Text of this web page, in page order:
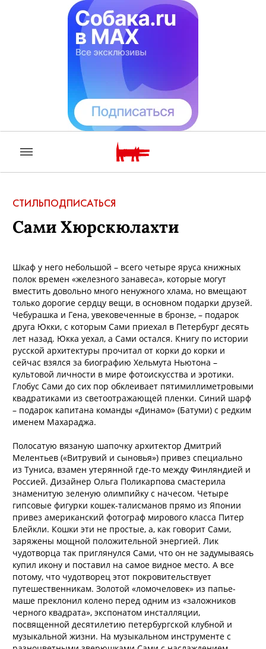
СТИЛЬПОДПИСАТЬСЯ
Сами Хюрскюлахти
Шкаф у него небольшой – всего четыре яруса книжных
полок времен «железного занавеса», которые могут
вместить довольно много ненужного хлама, но вмещают
только дорогие сердцу вещи, в основном подарки друзей.
Чебурашка и Гена, увековеченные в бронзе, – подарок
друга Юкки, с которым Сами приехал в Петербург десять
лет назад. Юкка уехал, а Сами остался. Книгу по истории
русской архитектуры прочитал от корки до корки и
сейчас взялся за биографию Хельмута Ньютона –
культовой личности в мире фотоискусства и эротики.
Глобус Сами до сих пор обклеивает пятимиллиметровыми
квадратиками из светоотражающей пленки. Синий шарф
– подарок капитана команды «Динамо» (Батуми) с редким
именем Махараджа.
Полосатую вязаную шапочку архитектор Дмитрий
Мелентьев («Витрувий и сыновья») привез специально
из Туниса, взамен утерянной где-то между Финляндией и
Россией. Дизайнер Ольга Поликарпова смастерила
знаменитую зеленую олимпийку с начесом. Четыре
гипсовые фигурки кошек-талисманов прямо из Японии
привез американский фотограф мирового класса Питер
Блейкли. Кошки эти не простые, а, как говорит Сами,
заряжены мощной положительной энергией. Лик
чудотворца так приглянулся Сами, что он не задумываясь
купил икону и поставил на самое видное место. А все
потому, что чудотворец этот покровительствует
путешественникам. Золотой «ломочеловек» из папье-
маше преклонил колено перед одним из «заложников
черного квадрата», экспонатом инсталляции,
посвященной десятилетию петербургской клубной и
музыкальной жизни. На музыкальном инструменте с